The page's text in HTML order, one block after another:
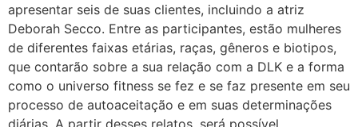
apresentar seis de suas clientes, incluindo a atriz
Deborah Secco. Entre as participantes, estão mulheres
de diferentes faixas etárias, raças, gêneros e biotipos,
que contarão sobre a sua relação com a DLK e a forma
como o universo fitness se fez e se faz presente em seu
processo de autoaceitação e em suas determinações
diárias. A partir desses relatos, será possível